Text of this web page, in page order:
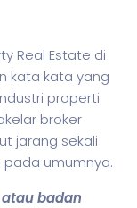
Real Estate di
kata kata yang
properti
broker
jarang sekali
pada umumnya.
badan